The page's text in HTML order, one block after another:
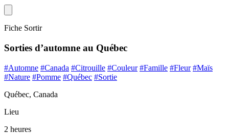
Fiche Sortir
Sorties d’automne au Québec
#Automne #Canada #Citrouille #Couleur #Famille #Fleur #Maïs
#Nature #Pomme #Québec #Sortie
Québec, Canada
Lieu
2 heures